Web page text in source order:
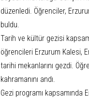
düzenledi. Öğrenciler,
buldu.
Tarih ve kültür gezisi
öğrencileri Erzurum Kalesi,
tarihi mekanlarını gezdi.
kahramanını andı.
Gezi programı